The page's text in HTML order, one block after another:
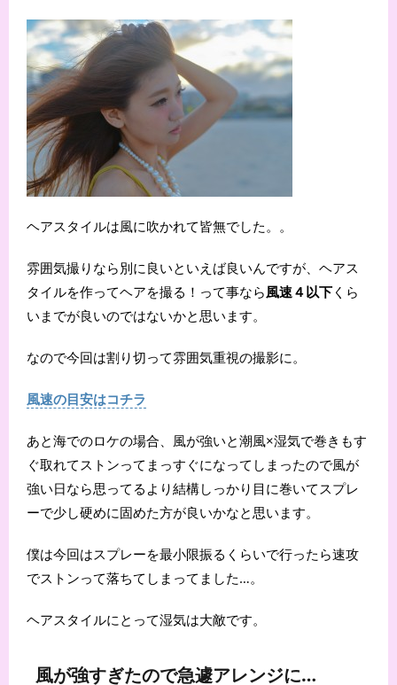
ヘアスタイルは風に吹かれて皆無でした。。
雰囲気撮りなら別に良いといえば良いんですが、ヘアス
タイルを作ってヘアを撮る！って事なら風速４以下 くら
いまでが良いのではないかと思います。
なので今回は割り切って雰囲気重視の撮影に。
風速の目安はコチラ
あと海でのロケの場合、風が強いと潮風×湿気で巻きもす
ぐ取れてストンってまっすぐになってしまったので風が
強い日なら思ってるより結構しっかり目に巻いてスプレ
ーで少し硬めに固めた方が良いかなと思います。
僕は今回はスプレーを最小限振るくらいで行ったら速攻
でストンって落ちてしまってました…。
ヘアスタイルにとって湿気は大敵です。
風が強すぎたので急遽アレンジに…